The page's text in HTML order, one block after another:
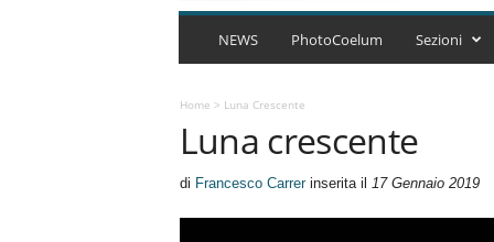
C
A
r
NEWS PhotoCoelum Sezioni
Home > Luna Crescente
Luna crescente
di Francesco Carrerinserita il 17 Gennaio 2019